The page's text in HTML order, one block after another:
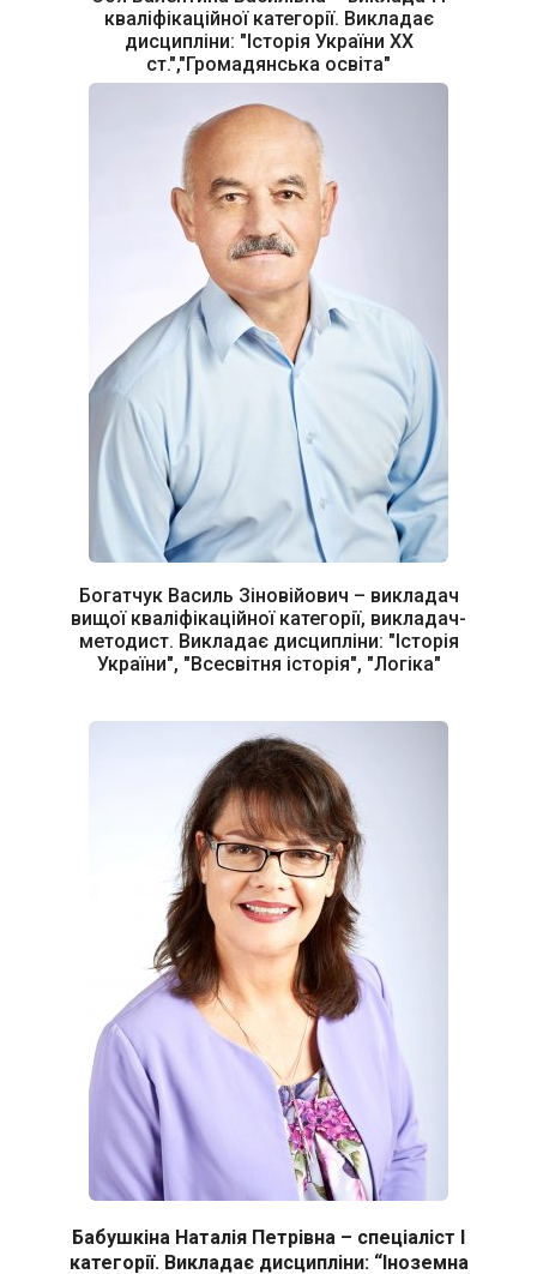
кваліфікаційної категорії. Викладає
дисципліни: "Історія України ХХ
ст.","Громадянська освіта"
Богатчук Василь Зіновійович – викладач
вищої кваліфікаційної категорії, викладач-
методист. Викладає дисципліни: "Історія
України", "Всесвітня історія", "Логіка"
Бабушкіна Наталія Петрівна – спеціаліст І
категорії. Викладає дисципліни: “Іноземна